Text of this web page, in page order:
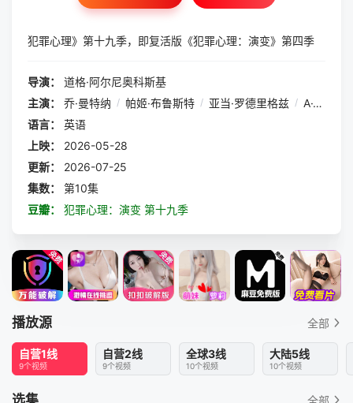
犯罪心理》第十九季，即复活版《犯罪心理：演变》第四季
导演：
道格·阿尔尼奥科斯基
主演：
乔·曼特纳 / 帕姬·布鲁斯特 / 亚当·罗德里格兹 / A·J·库克
语言：
英语
上映：
2026-05-28
更新：
2026-07-25
集数：
第10集
豆瓣：
犯罪心理：演变 第十九季
播放源 全部
自营1线
9个视频
自营2线
9个视频
全球3线
10个视频
大陆5线
10个视频
全部